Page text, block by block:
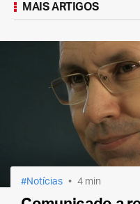
MAIS ARTIGOS
Notícias 4 min